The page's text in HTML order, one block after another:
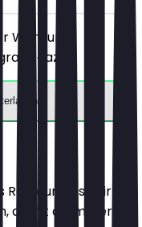
Wahl und
dazu.
Restaurants. Wir
damit du immer